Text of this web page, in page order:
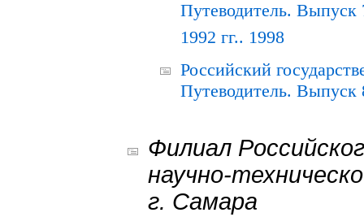
Путеводитель.
1992 гг.. 1998
Российский
Путеводитель. Выпуск
Филиал
научно-
г. Самара